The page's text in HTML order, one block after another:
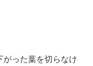
った葉を切らなけ